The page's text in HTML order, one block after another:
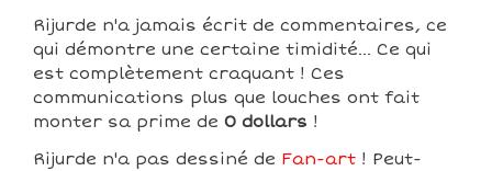
Rijurde n'a jamais écrit de commentaires, ce
qui démontre une certaine timidité... Ce qui
est complètement craquant ! Ces
communications plus que louches ont fait
monter sa prime de 0 dollars !
Rijurde n'a pas dessiné de Fan-art ! Peut-